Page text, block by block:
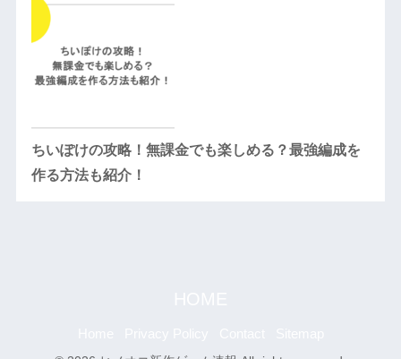
ちいぽけの攻略！無課金でも楽しめる？最強編成を
作る方法も紹介！